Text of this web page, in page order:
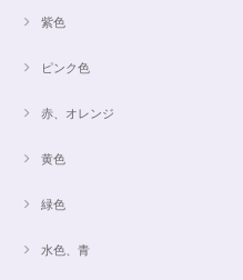
紫色
ピンク色
赤、オレンジ
黄色
緑色
水色、青